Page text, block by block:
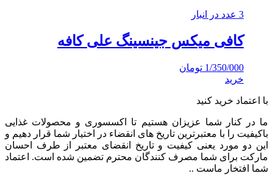
3 عدد در انبار
کافی میکس جینسینگ علی کافه
1/350/000 تومان
خرید
با اعتماد خرید کنید
ما در کنار شما عزیزان هستیم تا اکسسوری و محصولات غذایی
باکیفیت را با معتبرترین تاریخ های انقضاء در اختیار شما قرار دهیم و
این دو مورد یعنی کیفیت و تاریخ انقضای معتبر از طرف احسان
مارکت برای شما مصرف کنندگان محترم تضمین شده است. اعتماد
شما افتخار ماست ..